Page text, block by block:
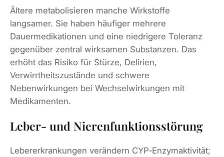
Ältere metabolisieren manche Wirkstoffe
langsamer. Sie haben häufiger mehrere
Dauermedikationen und eine niedrigere Toleranz
gegenüber zentral wirksamen Substanzen. Das
erhöht das Risiko für Stürze, Delirien,
Verwirrtheitszustände und schwere
Nebenwirkungen bei Wechselwirkungen mit
Medikamenten.
Leber‑ und Nierenfunktionsstörung
Lebererkrankungen verändern CYP‑Enzymaktivität;